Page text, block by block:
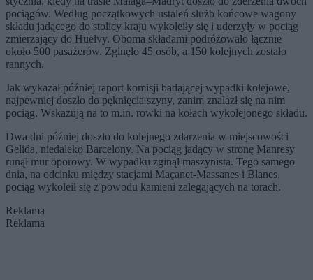
pociągów. Według początkowych ustaleń służb końcowe wagony
składu jadącego do stolicy kraju wykoleiły się i uderzyły w pociąg
zmierzający do Huelvy. Oboma składami podróżowało łącznie
około 500 pasażerów. Zginęło 45 osób, a 150 kolejnych zostało
rannych.
Jak wykazał później raport komisji badającej wypadki kolejowe,
najpewniej doszło do pęknięcia szyny, zanim znalazł się na nim
pociąg. Wskazują na to m.in. rowki na kołach wykolejonego składu.
Dwa dni później doszło do kolejnego zdarzenia w miejscowości
Gelida, niedaleko Barcelony. Na pociąg jadący w stronę Manresy
runął mur oporowy. W wypadku zginął maszynista. Tego samego
dnia, na odcinku między stacjami Maçanet-Massanes i Blanes,
pociąg wykoleił się z powodu kamieni zalegających na torach.
Reklama
Reklama